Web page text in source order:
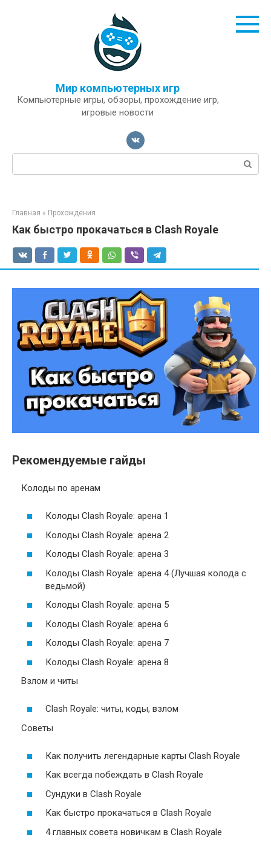
Мир компьютерных игр
Компьютерные игры, обзоры, прохождение игр,
игровые новости
Поиск:
Главная » Прохождения
Как быстро прокачаться в Clash Royale
Рекомендуемые гайды
Колоды по аренам
Колоды Clash Royale: арена 1
Колоды Clash Royale: арена 2
Колоды Clash Royale: арена 3
Колоды Clash Royale: арена 4 (Лучшая колода с
ведьмой)
Колоды Clash Royale: арена 5
Колоды Clash Royale: арена 6
Колоды Clash Royale: арена 7
Колоды Clash Royale: арена 8
Взлом и читы
Clash Royale: читы, коды, взлом
Советы
Как получить легендарные карты Clash Royale
Как всегда побеждать в Clash Royale
Сундуки в Clash Royale
Как быстро прокачаться в Clash Royale
4 главных совета новичкам в Clash Royale